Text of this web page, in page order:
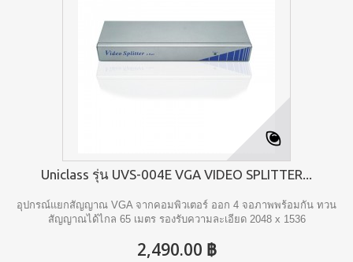
Uniclass รุ่น UVS-004E VGA VIDEO SPLITTER...
อุปกรณ์แยกสัญญาณ VGA จากคอมพิวเตอร์ ออก 4 จอภาพพร้อมกัน ทวน
สัญญาณได้ไกล 65 เมตร รองรับความละเอียด 2048 x 1536
2,490.00 ฿